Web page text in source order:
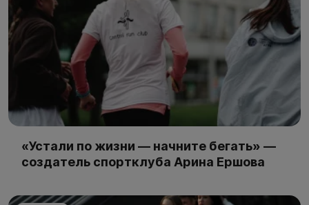
«Устали по жизни — начните бегать» —
создатель спортклуба Арина Ершова